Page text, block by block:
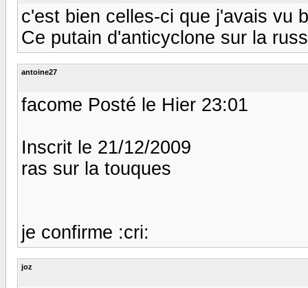
c'est bien celles-ci que j'avais vu
Ce putain d'anticyclone sur la
antoine27
facome Posté le Hier 23:01
Inscrit le 21/12/2009
ras sur la touques
je confirme :cri:
joz